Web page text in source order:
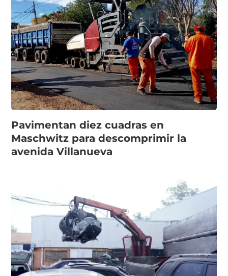
Pavimentan diez cuadras en
Maschwitz para descomprimir la
avenida Villanueva